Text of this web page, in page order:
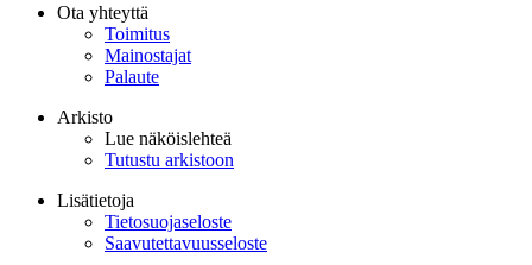
Ota yhteyttä
Toimitus
Mainostajat
Palaute
Arkisto
Lue näköislehteä
Tutustu arkistoon
Lisätietoja
Tietosuojaseloste
Saavutettavuusseloste